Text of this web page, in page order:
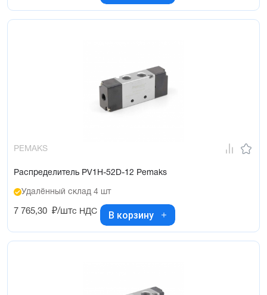
PEMAKS
Распределитель PV1H-52D-12 Pemaks
Удалённый склад 4 шт
7 765,30 ₽/штс НДС В корзину